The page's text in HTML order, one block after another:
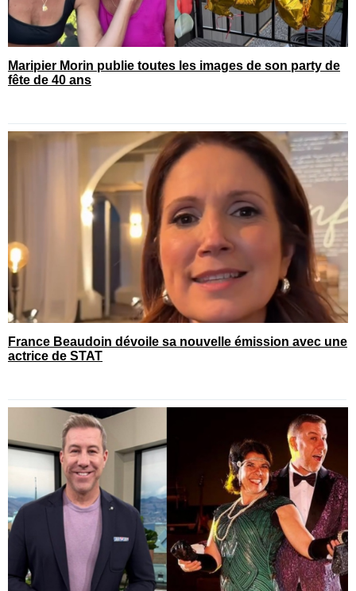
Maripier Morin publie toutes les images de son party de
fête de 40 ans
France Beaudoin dévoile sa nouvelle émission avec une
actrice de STAT